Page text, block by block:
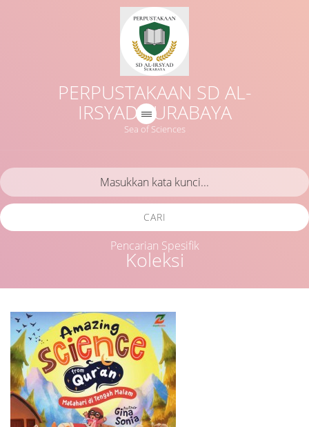
PERPUSTAKAAN SD AL-
IRSYAD SURABAYA
Sea of Sciences
Koleksi
CARI
Pencarian Spesifik